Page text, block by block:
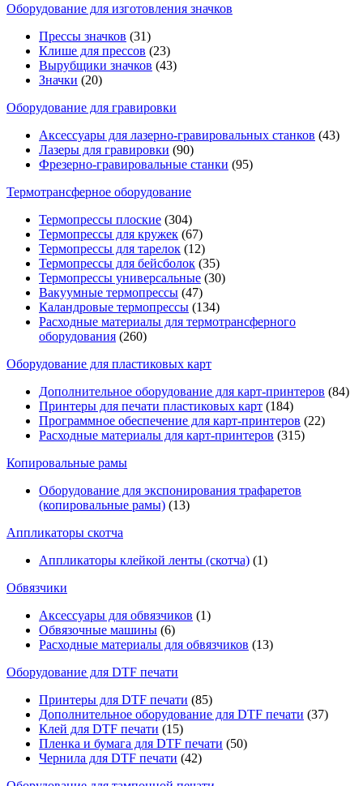
Оборудование для изготовления значков
Прессы значков (31)
Клише для прессов (23)
Вырубщики значков (43)
Значки (20)
Оборудование для гравировки
Аксессуары для лазерно-гравировальных станков (43)
Лазеры для гравировки (90)
Фрезерно-гравировальные станки (95)
Термотрансферное оборудование
Термопрессы плоские (304)
Термопрессы для кружек (67)
Термопрессы для тарелок (12)
Термопрессы для бейсболок (35)
Термопрессы универсальные (30)
Вакуумные термопрессы (47)
Каландровые термопрессы (134)
Расходные материалы для термотрансферного
оборудования (260)
Оборудование для пластиковых карт
Дополнительное оборудование для карт-принтеров (84)
Принтеры для печати пластиковых карт (184)
Программное обеспечение для карт-принтеров (22)
Расходные материалы для карт-принтеров (315)
Копировальные рамы
Оборудование для экспонирования трафаретов
(копировальные рамы) (13)
Аппликаторы скотча
Аппликаторы клейкой ленты (скотча) (1)
Обвязчики
Аксессуары для обвязчиков (1)
Обвязочные машины (6)
Расходные материалы для обвязчиков (13)
Оборудование для DTF печати
Принтеры для DTF печати (85)
Дополнительное оборудование для DTF печати (37)
Клей для DTF печати (15)
Пленка и бумага для DTF печати (50)
Чернила для DTF печати (42)